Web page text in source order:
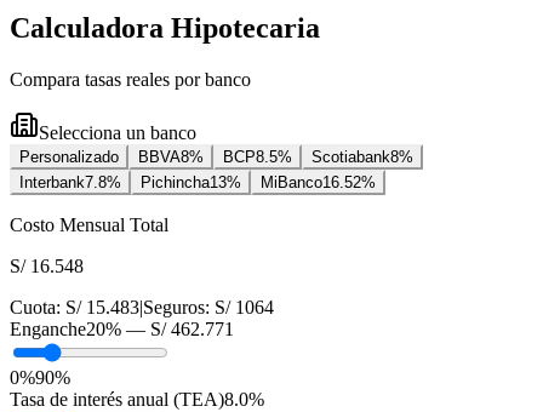
Calculadora Hipotecaria
Compara tasas reales por banco
Selecciona un banco
Personalizado BBVA8% BCP8.5% Scotiabank8%
Interbank7.8% Pichincha13% MiBanco16.52%
Costo Mensual Total
S/ 16.548
Cuota: S/ 15.483|Seguros: S/ 1064
Enganche20% — S/ 462.771
0%90%
Tasa de interés anual (TEA)8.0%